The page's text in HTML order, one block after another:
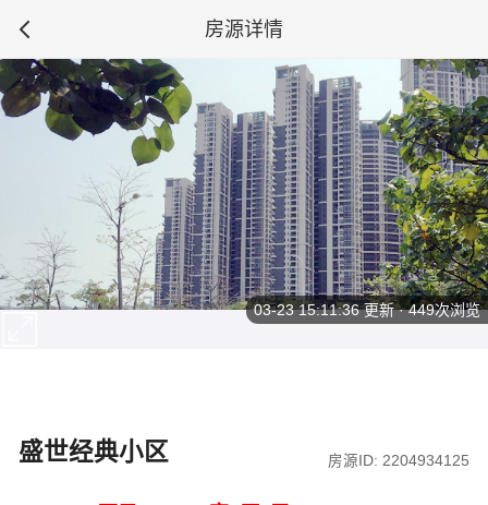
房源详情
盛世经典小区 房源ID: 2204934125
03-23 15:11:36更新 · 449次浏览